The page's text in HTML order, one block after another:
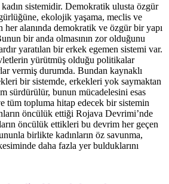
sistemidir. Demokratik ulusta özgür
ekolojik yaşama, meclis ve
her alanında demokratik ve özgür bir yapı
bir anda olmasının zor olduğunu
yaratılan bir erkek egemen sistemi var.
yürütmüş olduğu politikalar
vermiş durumda. Bundan kaynaklı
bir sistemde, erkekleri yok saymaktan
sürdürülür, bunun mücadelesini esas
tüm topluma hitap edecek bir sistemin
öncülük ettiği Rojava Devrimi’nde
öncülük ettikleri bu devrim her geçen
birlikte kadınların öz savunma,
daha fazla yer bulduklarını